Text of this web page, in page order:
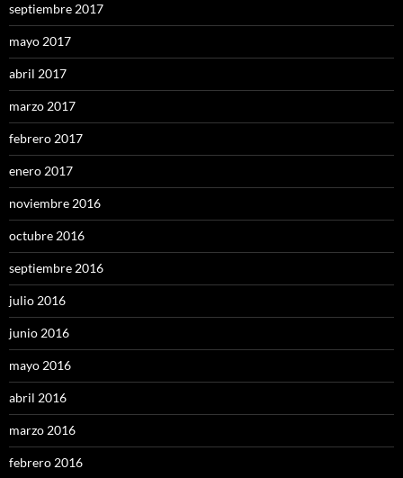
septiembre 2017
mayo 2017
abril 2017
marzo 2017
febrero 2017
enero 2017
noviembre 2016
octubre 2016
septiembre 2016
julio 2016
junio 2016
mayo 2016
abril 2016
marzo 2016
febrero 2016